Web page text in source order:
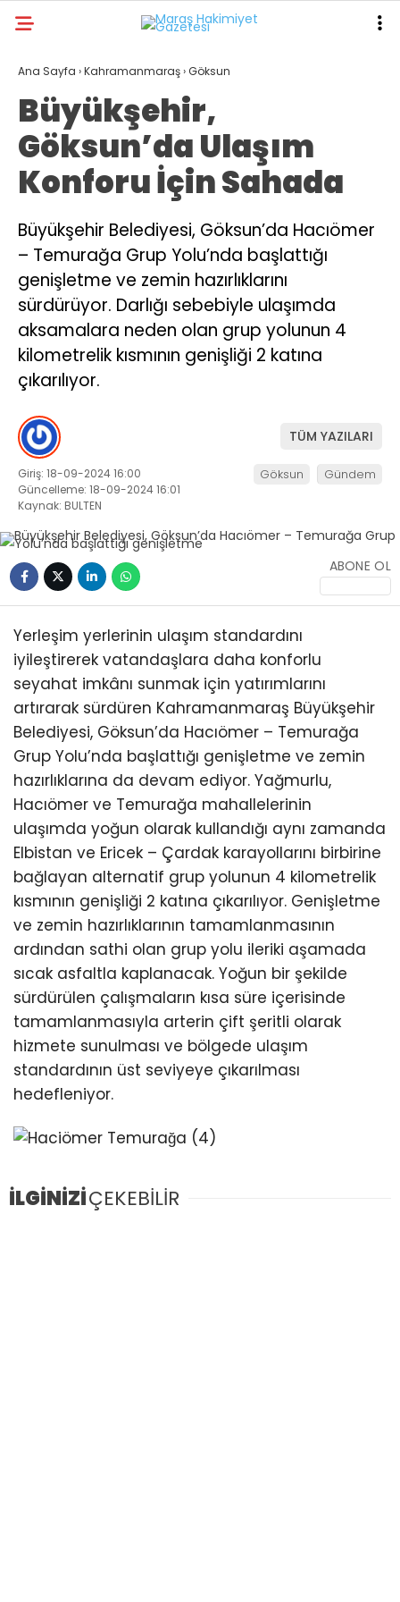
WhatsApp
GALERİ VİDEO
ANA SAYFA
KAHRAMANMARAŞ
GÜNDEM
EKONOMI
POLITIKA
DÜNYA
SPOR
KÜLTÜR/SANAT
Ana Sayfa ›Kahramanmaraş›Göksun
Büyükşehir,
Göksun’da Ulaşım
Konforu İçin Sahada
Büyükşehir Belediyesi, Göksun’da Hacıömer
– Temurağa Grup Yolu’nda başlattığı
genişletme ve zemin hazırlıklarını
sürdürüyor. Darlığı sebebiyle ulaşımda
aksamalara neden olan grup yolunun 4
kilometrelik kısmının genişliği 2 katına
çıkarılıyor.
TÜM YAZILARI
Giriş: 18-09-2024 16:00
Güncelleme: 18-09-2024 16:01
Kaynak: BULTEN
Göksun Gündem
ABONE OL
Yerleşim yerlerinin ulaşım standardını
iyileştirerek vatandaşlara daha konforlu
seyahat imkânı sunmak için yatırımlarını
artırarak sürdüren Kahramanmaraş Büyükşehir
Belediyesi, Göksun’da Hacıömer – Temurağa
Grup Yolu’nda başlattığı genişletme ve zemin
hazırlıklarına da devam ediyor. Yağmurlu,
Hacıömer ve Temurağa mahallelerinin
ulaşımda yoğun olarak kullandığı aynı zamanda
Elbistan ve Ericek – Çardak karayollarını birbirine
bağlayan alternatif grup yolunun 4 kilometrelik
kısmının genişliği 2 katına çıkarılıyor. Genişletme
ve zemin hazırlıklarının tamamlanmasının
ardından sathi olan grup yolu ileriki aşamada
sıcak asfaltla kaplanacak. Yoğun bir şekilde
sürdürülen çalışmaların kısa süre içerisinde
tamamlanmasıyla arterin çift şeritli olarak
hizmete sunulması ve bölgede ulaşım
standardının üst seviyeye çıkarılması
hedefleniyor.
İLGİNİZİÇEKEBİLİR